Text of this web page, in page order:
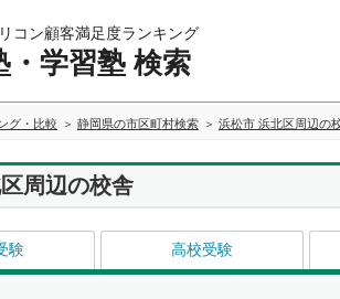
コン顧客満足度ランキング
・学習塾 検索
グ・比較 静岡県の市区町村検索 浜松市 浜北区周辺の
周辺の校舎
験 高校受験